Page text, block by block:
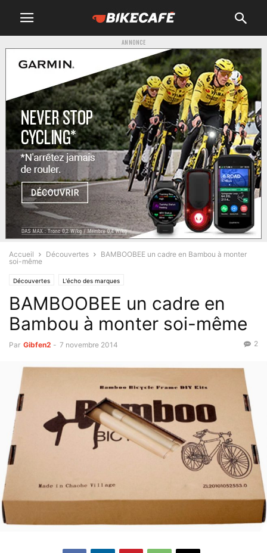
ANNONCE
Accueil Découvertes
BAMBOOBEE un cadre en Bambou à monter
soi-même
Découvertes L'écho des marques
BAMBOOBEE un cadre en
Bambou à monter soi-même
Par Gibfen2 - 7 novembre 2014 2